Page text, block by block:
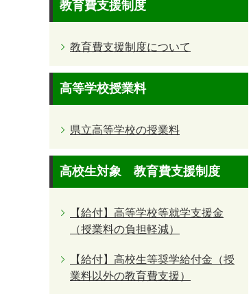
教育費支援制度
教育費支援制度について
高等学校授業料
県立高等学校の授業料
高校生対象 教育費支援制度
【給付】高等学校等就学支援金
（授業料の負担軽減）
【給付】高校生等奨学給付金（授
業料以外の教育費支援）